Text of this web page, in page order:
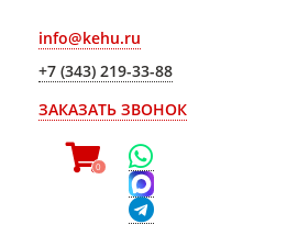
info@kehu.ru
+7 (343) 219-33-88
ЗАКАЗАТЬ ЗВОНОК
0